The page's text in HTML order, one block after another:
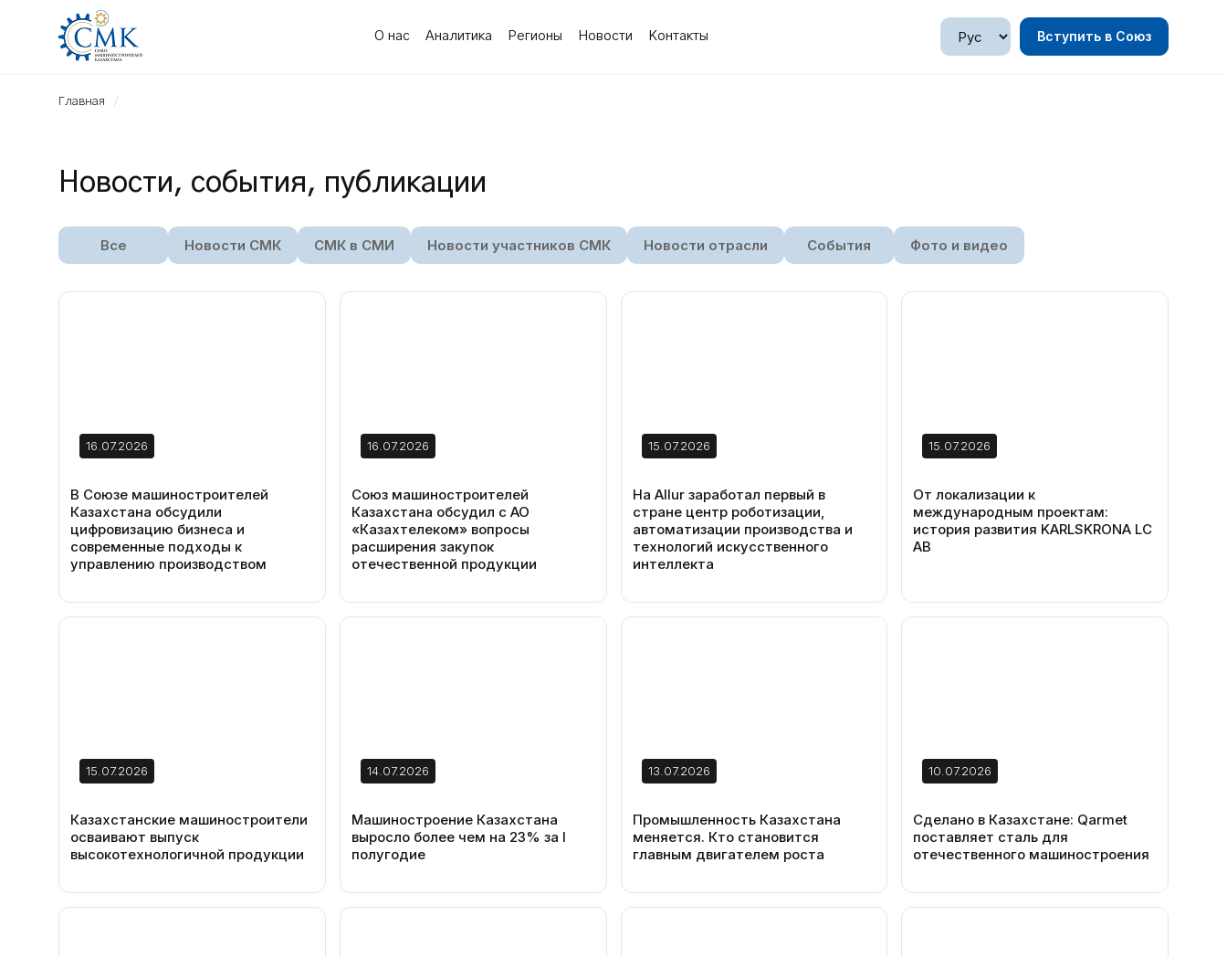
О нас Аналитика Регионы Новости Контакты Вступить в Союз
Главная
Новости, события, публикации
Все Новости СМК СМК в СМИ Новости участников СМК Новости отрасли События Фото и видео
16.07.2026
В Союзе машиностроителей
Казахстана обсудили
цифровизацию бизнеса и
современные подходы к
управлению производством
16.07.2026
Союз машиностроителей
Казахстана обсудил с АО
«Казахтелеком» вопросы
расширения закупок
отечественной продукции
15.07.2026
На Allur заработал первый в
стране центр роботизации,
автоматизации производства и
технологий искусственного
интеллекта
15.07.2026
От локализации к
международным проектам:
история развития KARLSKRONA LC
AB
15.07.2026
Казахстанские машиностроители
осваивают выпуск
высокотехнологичной продукции
14.07.2026
Машиностроение Казахстана
выросло более чем на 23% за I
полугодие
13.07.2026
Промышленность Казахстана
меняется. Кто становится
главным двигателем роста
10.07.2026
Сделано в Казахстане: Qarmet
поставляет сталь для
отечественного машиностроения